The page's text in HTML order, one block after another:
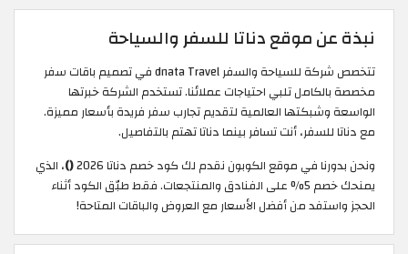
نبذة عن موقع دناتا للسفر والسياحة
تتخصص شركة للسياحة والسفر dnata Travel في تصميم باقات سفر
مخصصة بالكامل تلبي احتياجات عملائنا. تستخدم الشركة خبرتها
الواسعة وشبكتها العالمية لتقديم تجارب سفر فريدة بأسعار مميزة.
مع دناتا للسفر، أنت تسافر بينما دناتا تهتم بالتفاصيل.
ونحن بدورنا في موقع الكوبون نقدم لك كود خصم دناتا 2026
()، الذي
يمنحك خصم 5% على الفنادق والمنتجعات. فقط طبّق الكود أثناء
الحجز واستفد من أفضل الأسعار مع العروض والباقات المتاحة!